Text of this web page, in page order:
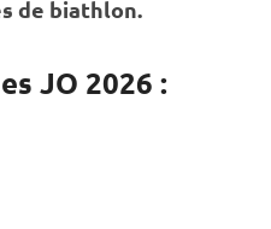
de biathlon.
JO 2026 :